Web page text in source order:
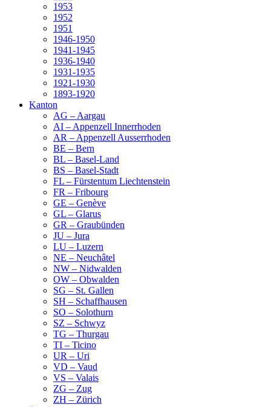
1953
1952
1951
1946-1950
1941-1945
1936-1940
1931-1935
1921-1930
1893-1920
Kanton
AG – Aargau
AI – Appenzell Innerrhoden
AR – Appenzell Ausserrhoden
BE – Bern
BL – Basel-Land
BS – Basel-Stadt
FL – Fürstentum Liechtenstein
FR – Fribourg
GE – Genève
GL – Glarus
GR – Graubünden
JU – Jura
LU – Luzern
NE – Neuchâtel
NW – Nidwalden
OW – Obwalden
SG – St. Gallen
SH – Schaffhausen
SO – Solothurn
SZ – Schwyz
TG – Thurgau
TI – Ticino
UR – Uri
VD – Vaud
VS – Valais
ZG – Zug
ZH – Zürich